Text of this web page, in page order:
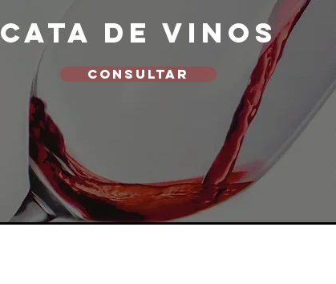
cata de vinos
CONSULTAR